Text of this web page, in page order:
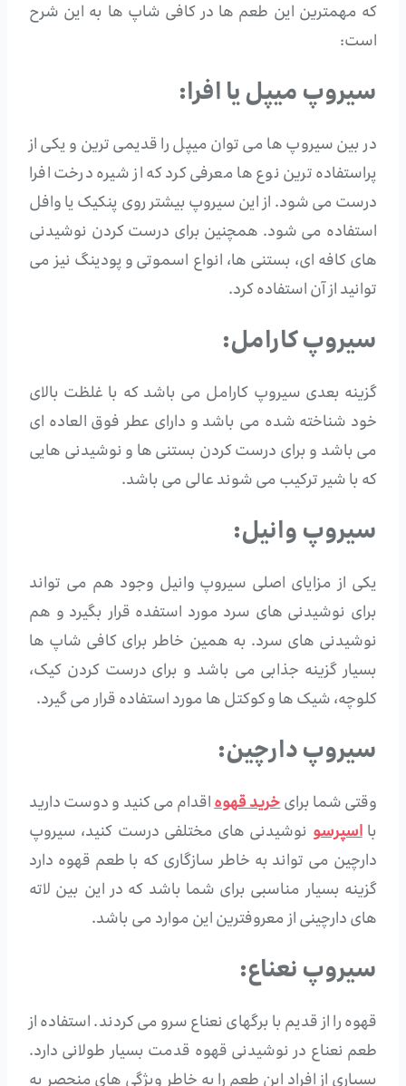
که مهمترین این طعم ها در کافی شاپ ها به این شرح
است:
سیروپ میپل یا افرا:
در بین سیروپ ها می توان میپل را قدیمی ترین و یکی از
پراستفاده ترین نوع ها معرفی کرد که از شیره درخت افرا
درست می شود. از این سیروپ بیشتر روی پنکیک یا وافل
استفاده می شود. همچنین برای درست کردن نوشیدنی
های کافه ای، بستنی ها، انواع اسموتی و پودینگ نیز می
توانید از آن استفاده کرد.
سیروپ کارامل:
گزینه بعدی سیروپ کارامل می باشد که با غلظت بالای
خود شناخته شده می باشد و دارای عطر فوق العاده ای
می باشد و برای درست کردن بستنی ها و نوشیدنی هایی
که با شیر ترکیب می شوند عالی می باشد.
سیروپ وانیل:
یکی از مزایای اصلی سیروپ وانیل وجود هم می تواند
برای نوشیدنی های سرد مورد استفده قرار بگیرد و هم
نوشیدنی های سرد. به همین خاطر برای کافی شاپ ها
بسیار گزینه جذابی می باشد و برای درست کردن کیک،
کلوچه، شیک ها و کوکتل ها مورد استفاده قرار می گیرد.
سیروپ دارچین:
وقتی شما برایخرید قهوهاقدام می کنید و دوست دارید
بااسپرسو نوشیدنی های مختلفی درست کنید، سیروپ
دارچین می تواند به خاطر سازگاری که با طعم قهوه دارد
گزینه بسیار مناسبی برای شما باشد که در این بین لاته
های دارچینی از معروفترین این موارد می باشد.
سیروپ نعناع:
قهوه را از قدیم با برگهای نعناع سرو می کردند. استفاده از
طعم نعناع در نوشیدنی قهوه قدمت بسیار طولانی دارد.